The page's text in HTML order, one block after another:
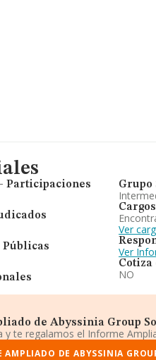
Participaciones
Públicas
Grupo
Cargos
Ver
Ver
Cotiza
NO
de Abyssinia Group
y te regalamos el Informe
AMPLIADO DE ABYSSINIA